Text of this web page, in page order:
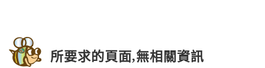
所要求的頁面,無相關資訊